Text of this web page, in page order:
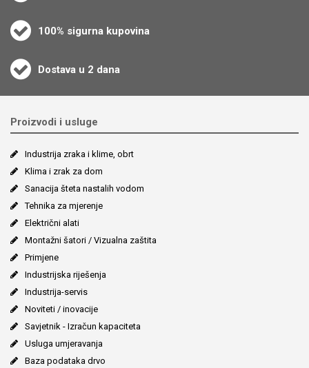
100% sigurna kupovina
Dostava u 2 dana
Proizvodi i usluge
Industrija zraka i klime, obrt
Klima i zrak za dom
Sanacija šteta nastalih vodom
Tehnika za mjerenje
Električni alati
Montažni šatori / Vizualna zaštita
Primjene
Industrijska riješenja
Industrija-servis
Noviteti / inovacije
Savjetnik - Izračun kapaciteta
Usluga umjeravanja
Baza podataka drvo